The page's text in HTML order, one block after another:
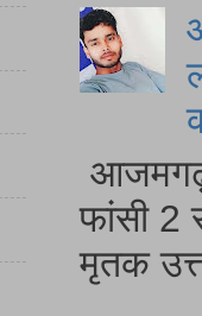
आजमगढ़
फांसी 2
मृतक